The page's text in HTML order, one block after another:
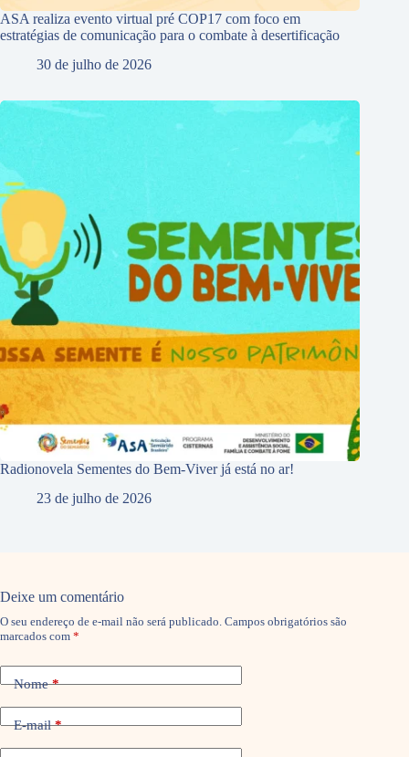
ASA realiza evento virtual pré COP17 com foco em
estratégias de comunicação para o combate à desertificação
30 de julho de 2026
Radionovela Sementes do Bem-Viver já está no ar!
23 de julho de 2026
Deixe um comentário
O seu endereço de e-mail não será publicado. Campos obrigatórios são
marcados com *
Nome*
E-mail*